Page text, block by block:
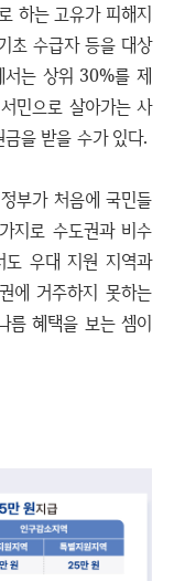
하는 고유가 피해지
초 수급자 등을 대상
서는 상위 30%를 제
민으로 살아가는 사
을 받을 수가 있다.
부가 처음에 국민들
지로 수도권과 비수
도 우대 지원 지역과
에 거주하지 못하는
름 혜택을 보는 셈이